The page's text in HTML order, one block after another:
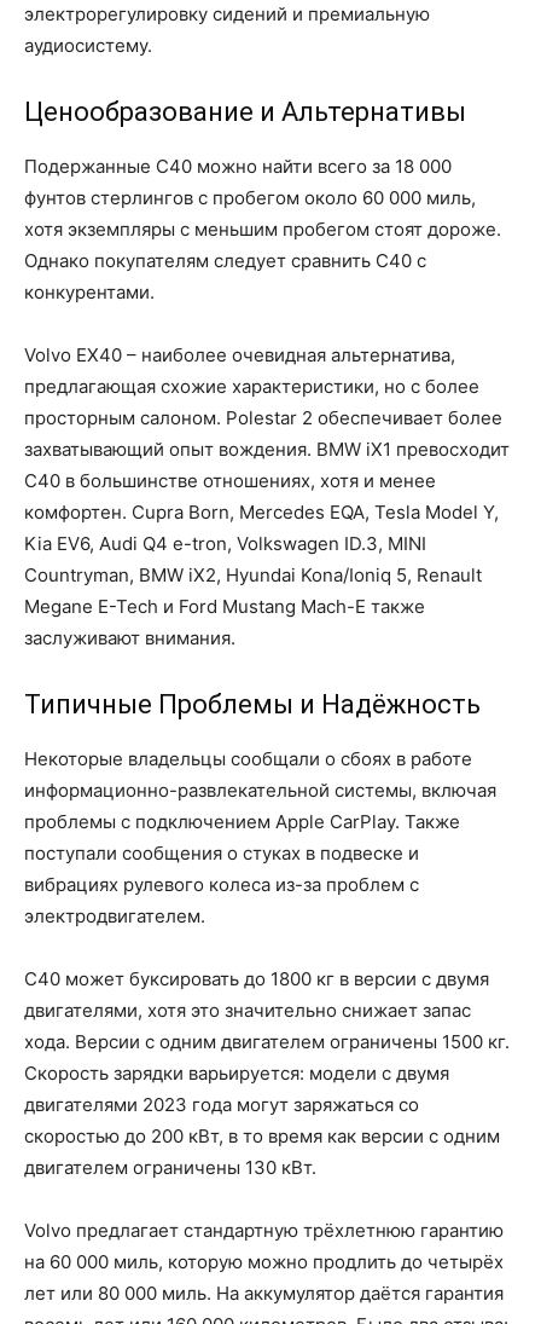
электрорегулировку сидений и премиальную
аудиосистему.
Ценообразование и Альтернативы
Подержанные C40 можно найти всего за 18 000
фунтов стерлингов с пробегом около 60 000 миль,
хотя экземпляры с меньшим пробегом стоят дороже.
Однако покупателям следует сравнить C40 с
конкурентами.
Volvo EX40 – наиболее очевидная альтернатива,
предлагающая схожие характеристики, но с более
просторным салоном. Polestar 2 обеспечивает более
захватывающий опыт вождения. BMW iX1 превосходит
C40 в большинстве отношениях, хотя и менее
комфортен. Cupra Born, Mercedes EQA, Tesla Model Y,
Kia EV6, Audi Q4 e-tron, Volkswagen ID.3, MINI
Countryman, BMW iX2, Hyundai Kona/Ioniq 5, Renault
Megane E-Tech и Ford Mustang Mach-E также
заслуживают внимания.
Типичные Проблемы и Надёжность
Некоторые владельцы сообщали о сбоях в работе
информационно-развлекательной системы, включая
проблемы с подключением Apple CarPlay. Также
поступали сообщения о стуках в подвеске и
вибрациях рулевого колеса из-за проблем с
электродвигателем.
C40 может буксировать до 1800 кг в версии с двумя
двигателями, хотя это значительно снижает запас
хода. Версии с одним двигателем ограничены 1500 кг.
Скорость зарядки варьируется: модели с двумя
двигателями 2023 года могут заряжаться со
скоростью до 200 кВт, в то время как версии с одним
двигателем ограничены 130 кВт.
Volvo предлагает стандартную трёхлетнюю гарантию
на 60 000 миль, которую можно продлить до четырёх
лет или 80 000 миль. На аккумулятор даётся гарантия